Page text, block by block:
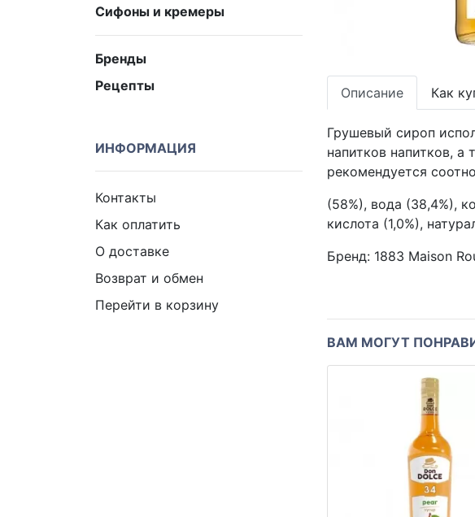
Сифоны и кремеры
Бренды
Рецепты
ИНФОРМАЦИЯ
Контакты
Как оплатить
О доставке
Возврат и обмен
Перейти в корзину
Описание Как
Грушевый сироп
напитков напитков,
рекомендуется
(58%), вода (38,4%),
кислота (1,0%),
Бренд: 1883 Maison
ВАМ МОГУТ